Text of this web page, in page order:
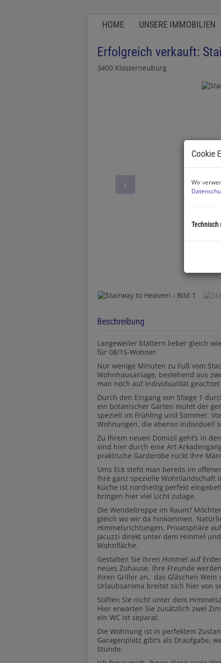
HOME UNSERE IMMOBILIEN
Erfolgreich verkauft:
3400 Klosterneuburg
Beschreibung
Langeweiler blättern lieber gleich
für 08/15-Wohner.
Nur wenige Minuten zu Fuß vom
Wohnhausanlage, bestehend aus
man noch auf Individualität
Durch den Eingang von Stiege 1
ein botanischer Garten mutet der
speziell im Frühling und Sommer.
Wohnungen, die ebenso individuell
Zu Ihrem neuen Domizil geht’s in
sind hier durch eine Art
praktische Garderobe rückt Ihre
Ums Eck steht man bereits im
Ihre ganz spezielle Wohnlandschaft
Küche ist nordseitig perfekt
bringen hier viel Licht zutage.
Die Wendeltreppe im Raum?
gleich wo wir da hinkommen.
Himmelsrichtungen, Privatsphäre
Jacuzzi direkt unter dem Himmel
Wohnfläche.
Gestalten Sie Ihren Himmel auf
neues Zuhause. Ihre Freunde
Ihren Griller an, das Gläschen Wein
Urlaubsaroma breitet sich hier von
Sollten Sie nicht unter dem
Hier erwarten Sie zusätzlich zwei
ein WC ist separat.
Die Wohnung ist in perfektem
Garagenplatz gibt’s als Draufgabe,
Stunde.
Cookie
Wir
Technisch